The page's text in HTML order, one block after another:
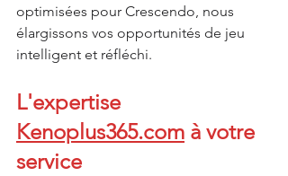
optimisées pour Crescendo, nous
élargissons vos opportunités de jeu
intelligent et réfléchi.
L'expertise
Kenoplus365.com à votre
service